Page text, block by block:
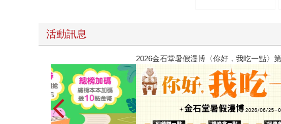
活動訊息
2026金石堂暑假漫博〈你好，我吃一點〉第二波